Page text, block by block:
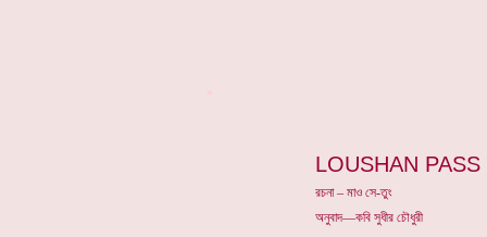
LOUSHAN PASS
রচনা – মাও সে-তুং
অনুবাদ—কবি সুধীর চৌধুরী